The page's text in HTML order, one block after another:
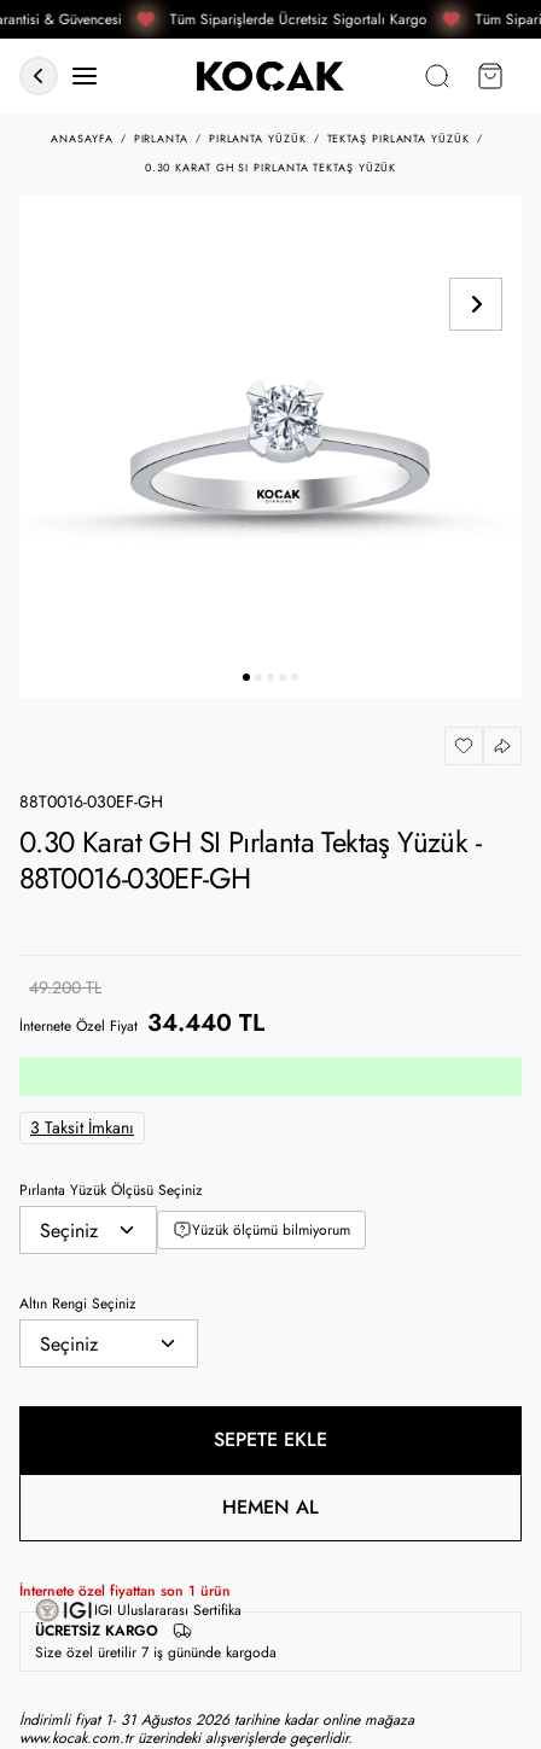
& Güvencesi Tüm Siparişlerde Ücretsiz Sigortalı Kargo Tüm
ANASAYFA PIRLANTA PIRLANTA YÜZÜK
TEKTAŞ PIRLANTA YÜZÜK
0.30 KARAT GH SI PIRLANTA TEKTAŞ YÜZÜK
88T0016-030EF-GH
0.30 Karat GH SI Pırlanta Tektaş Yüzük -
88T0016-030EF-GH
49.200 TL
İnternete Özel Fiyat 34.440 TL
3 Taksit İmkanı
Pırlanta Yüzük Ölçüsü Seçiniz
Yüzük ölçümü bilmiyorum
Altın Rengi Seçiniz
SEPETE EKLE
HEMEN AL
İnternete özel fiyattan son 1 ürün
ÜCRETSIZ KARGO
IGI Uluslararası Sertifika
Size özel üretilir 7 iş gününde kargoda
İndirimli fiyat 1- 31 Ağustos 2026 tarihine kadar online mağaza
www.kocak.com.tr üzerindeki alışverişlerde geçerlidir.